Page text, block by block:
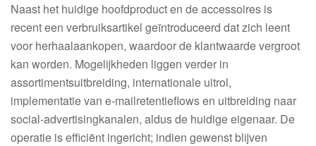
Naast het huidige hoofdproduct en de accessoires is
recent een verbruiksartikel geïntroduceerd dat zich leent
voor herhaalaankopen, waardoor de klantwaarde vergroot
kan worden. Mogelijkheden liggen verder in
assortimentsuitbreiding, internationale uitrol,
implementatie van e-mail­retentieflows en uitbreiding naar
social-advertisingkanalen, aldus de huidige eigenaar. De
operatie is efficiënt ingericht; indien gewenst blijven